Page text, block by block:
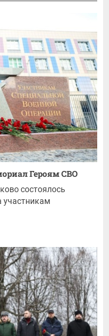
Героям СВО
состоялось
участникам